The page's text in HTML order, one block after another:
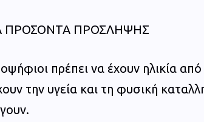
ΠΡΟΣΟΝΤΑ ΠΡΟΣΛΗΨΗΣ
πρέπει να έχουν ηλικία
την υγεία και τη φυσική